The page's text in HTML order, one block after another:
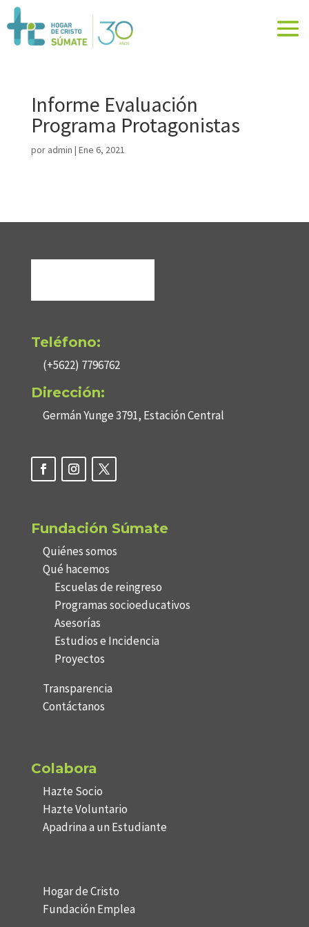
Informe Evaluación
Programa Protagonistas
por admin | Ene 6, 2021
Teléfono:
(+5622) 7796762
Dirección:
Germán Yunge 3791, Estación Central
Fundación Súmate
Quiénes somos
Qué hacemos
Escuelas de reingreso
Programas socioeducativos
Asesorías
Estudios e Incidencia
Proyectos
Transparencia
Contáctanos
Colabora
Hazte Socio
Hazte Voluntario
Apadrina a un Estudiante
Hogar de Cristo
Fundación Emplea